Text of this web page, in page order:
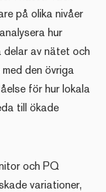
på olika nivåer
hur
delar av nätet och
den övriga
för hur lokala
till ökade
och PQ
variationer,